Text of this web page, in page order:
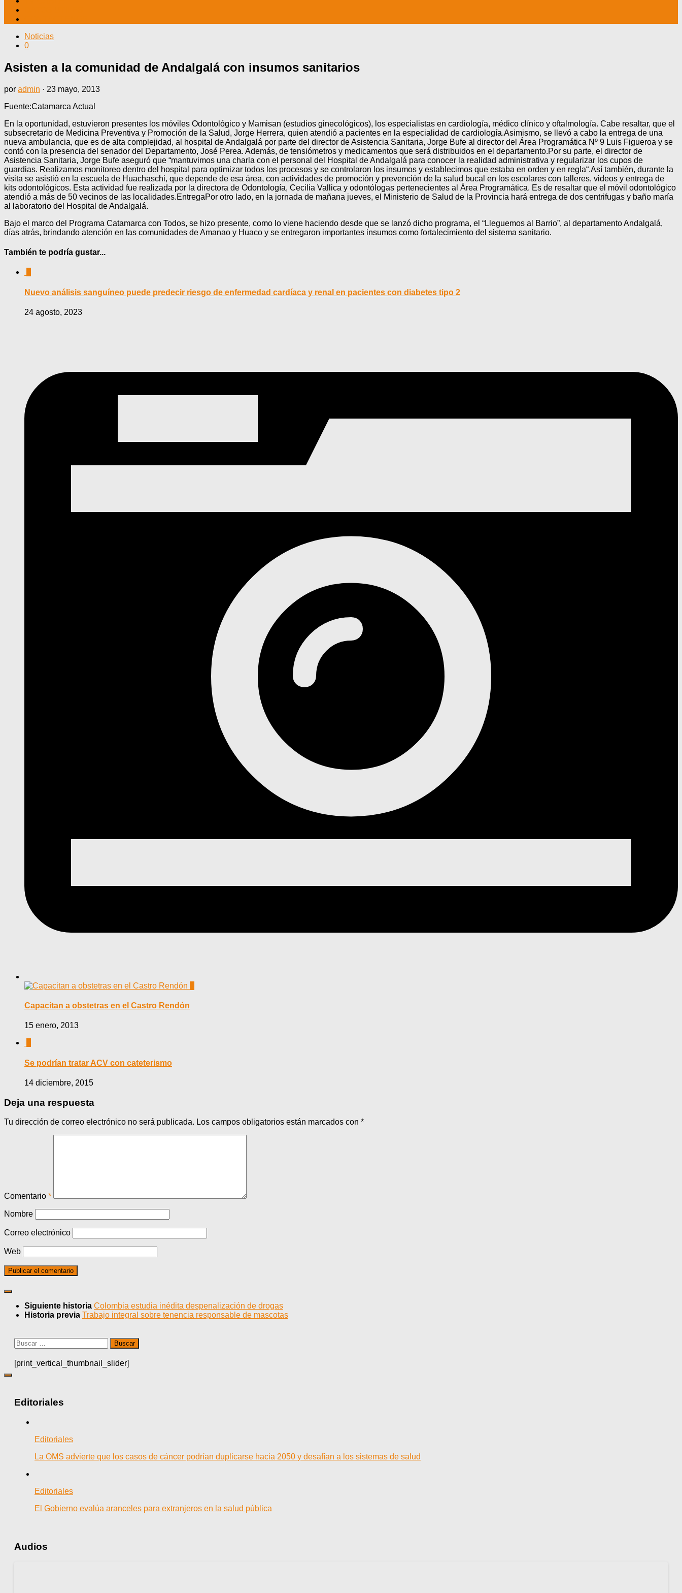
Noticias
0
Asisten a la comunidad de Andalgalá con insumos sanitarios
por admin · 23 mayo, 2013
Fuente:Catamarca Actual
En la oportunidad, estuvieron presentes los móviles Odontológico y Mamisan (estudios ginecológicos), los especialistas en cardiología, médico clínico y oftalmología. Cabe resaltar, que el
subsecretario de Medicina Preventiva y Promoción de la Salud, Jorge Herrera, quien atendió a pacientes en la especialidad de cardiología.Asimismo, se llevó a cabo la entrega de una
nueva ambulancia, que es de alta complejidad, al hospital de Andalgalá por parte del director de Asistencia Sanitaria, Jorge Bufe al director del Área Programática Nº 9 Luis Figueroa y se
contó con la presencia del senador del Departamento, José Perea. Además, de tensiómetros y medicamentos que será distribuidos en el departamento.Por su parte, el director de
Asistencia Sanitaria, Jorge Bufe aseguró que “mantuvimos una charla con el personal del Hospital de Andalgalá para conocer la realidad administrativa y regularizar los cupos de
guardias. Realizamos monitoreo dentro del hospital para optimizar todos los procesos y se controlaron los insumos y establecimos que estaba en orden y en regla“.Así también, durante la
visita se asistió en la escuela de Huachaschi, que depende de esa área, con actividades de promoción y prevención de la salud bucal en los escolares con talleres, videos y entrega de
kits odontológicos. Esta actividad fue realizada por la directora de Odontología, Cecilia Vallica y odontólogas pertenecientes al Área Programática. Es de resaltar que el móvil odontológico
atendió a más de 50 vecinos de las localidades.EntregaPor otro lado, en la jornada de mañana jueves, el Ministerio de Salud de la Provincia hará entrega de dos centrifugas y baño maría
al laboratorio del Hospital de Andalgalá.
Bajo el marco del Programa Catamarca con Todos, se hizo presente, como lo viene haciendo desde que se lanzó dicho programa, el “Lleguemos al Barrio”, al departamento Andalgalá,
días atrás, brindando atención en las comunidades de Amanao y Huaco y se entregaron importantes insumos como fortalecimiento del sistema sanitario.
También te podría gustar...
Nuevo análisis sanguíneo puede predecir riesgo de enfermedad cardíaca y renal en pacientes con diabetes tipo 2
24 agosto, 2023
Capacitan a obstetras en el Castro Rendón
15 enero, 2013
Se podrían tratar ACV con cateterismo
14 diciembre, 2015
Deja una respuesta
Tu dirección de correo electrónico no será publicada. Los campos obligatorios están marcados con *
Comentario *
Nombre
Correo electrónico
Web
Siguiente historia Colombia estudia inédita despenalización de drogas
Historia previa Trabajo integral sobre tenencia responsable de mascotas
Buscar:
[print_vertical_thumbnail_slider]
Editoriales
Editoriales
La OMS advierte que los casos de cáncer podrían duplicarse hacia 2050 y desafían a los sistemas de salud
Editoriales
El Gobierno evalúa aranceles para extranjeros en la salud pública
Audios